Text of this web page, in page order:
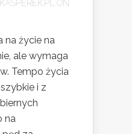
ON
na życie na
ale wymaga
Tempo życia
i z
na